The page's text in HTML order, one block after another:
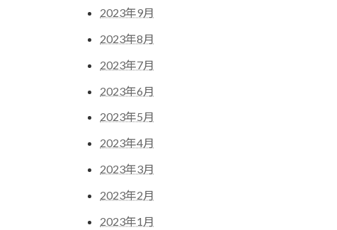
2023年9月
2023年8月
2023年7月
2023年6月
2023年5月
2023年4月
2023年3月
2023年2月
2023年1月